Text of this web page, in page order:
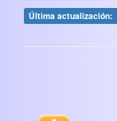
Última actualización: